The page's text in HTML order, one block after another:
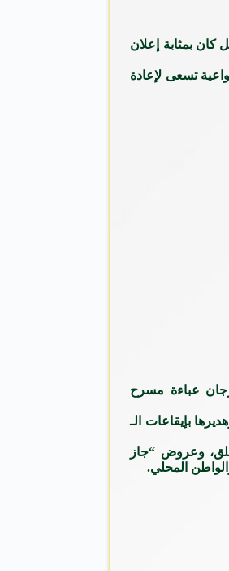
بمثابة إعلان
تسعى لإعادة
عباءة مسرح
بإيقاعات الـ
وعروض “جاز
المحلي.